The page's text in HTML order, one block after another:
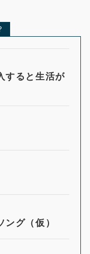
すると生活が
グ（仮）